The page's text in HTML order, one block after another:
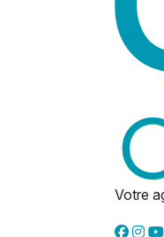
Votre